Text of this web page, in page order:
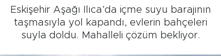
Eskişehir Aşağı Ilıca’da içme suyu barajının
taşmasıyla yol kapandı, evlerin bahçeleri
suyla doldu. Mahalleli çözüm bekliyor.
Eskişehirspor
Spor
Süper Lig Puan Durumu ve Fikstür
Tüm Manşetler